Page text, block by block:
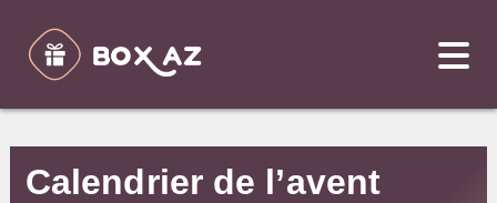
content
Calendrier de l’avent